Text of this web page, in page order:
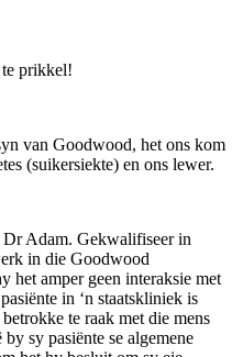
prikkel!
van Goodwood, het ons kom
(suikersiekte) en ons lewer.
Dr Adam. Gekwalifiseer in
in die Goodwood
het amper geen interaksie met
in ‘n staatskliniek is
te raak met die mens
sy pasiënte se algemene